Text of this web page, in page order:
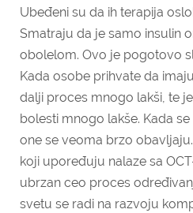
Ubeđeni su da ih terapija
Smatraju da je samo insulin
obolelom. Ovo je pogotovo
Kada osobe prihvate da
dalji proces mnogo lakši, te
bolesti mnogo lakše. Kada
one se veoma brzo
koji upoređuju nalaze sa
ubrzan ceo proces
svetu se radi na razvoju